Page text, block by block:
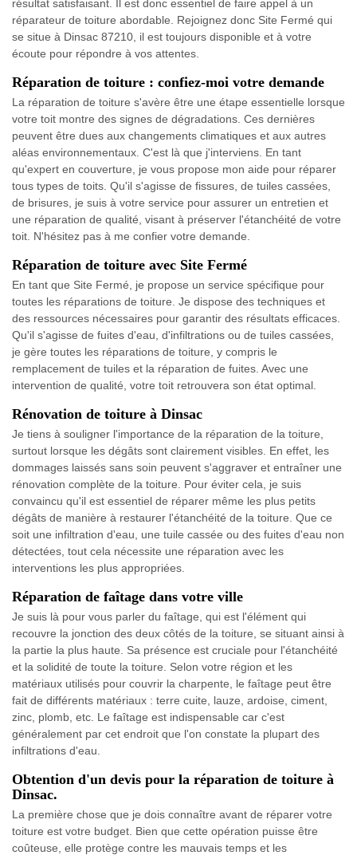
résultat satisfaisant. Il est donc essentiel de faire appel à un
réparateur de toiture abordable. Rejoignez donc Site Fermé qui
se situe à Dinsac 87210, il est toujours disponible et à votre
écoute pour répondre à vos attentes.
Réparation de toiture : confiez-moi votre demande
La réparation de toiture s'avère être une étape essentielle lorsque
votre toit montre des signes de dégradations. Ces dernières
peuvent être dues aux changements climatiques et aux autres
aléas environnementaux. C'est là que j'interviens. En tant
qu'expert en couverture, je vous propose mon aide pour réparer
tous types de toits. Qu'il s'agisse de fissures, de tuiles cassées,
de brisures, je suis à votre service pour assurer un entretien et
une réparation de qualité, visant à préserver l'étanchéité de votre
toit. N'hésitez pas à me confier votre demande.
Réparation de toiture avec Site Fermé
En tant que Site Fermé, je propose un service spécifique pour
toutes les réparations de toiture. Je dispose des techniques et
des ressources nécessaires pour garantir des résultats efficaces.
Qu'il s'agisse de fuites d'eau, d'infiltrations ou de tuiles cassées,
je gère toutes les réparations de toiture, y compris le
remplacement de tuiles et la réparation de fuites. Avec une
intervention de qualité, votre toit retrouvera son état optimal.
Rénovation de toiture à Dinsac
Je tiens à souligner l'importance de la réparation de la toiture,
surtout lorsque les dégâts sont clairement visibles. En effet, les
dommages laissés sans soin peuvent s'aggraver et entraîner une
rénovation complète de la toiture. Pour éviter cela, je suis
convaincu qu'il est essentiel de réparer même les plus petits
dégâts de manière à restaurer l'étanchéité de la toiture. Que ce
soit une infiltration d'eau, une tuile cassée ou des fuites d'eau non
détectées, tout cela nécessite une réparation avec les
interventions les plus appropriées.
Réparation de faîtage dans votre ville
Je suis là pour vous parler du faîtage, qui est l'élément qui
recouvre la jonction des deux côtés de la toiture, se situant ainsi à
la partie la plus haute. Sa présence est cruciale pour l'étanchéité
et la solidité de toute la toiture. Selon votre région et les
matériaux utilisés pour couvrir la charpente, le faîtage peut être
fait de différents matériaux : terre cuite, lauze, ardoise, ciment,
zinc, plomb, etc. Le faîtage est indispensable car c'est
généralement par cet endroit que l'on constate la plupart des
infiltrations d'eau.
Obtention d'un devis pour la réparation de toiture à
Dinsac.
La première chose que je dois connaître avant de réparer votre
toiture est votre budget. Bien que cette opération puisse être
coûteuse, elle protège contre les mauvais temps et les